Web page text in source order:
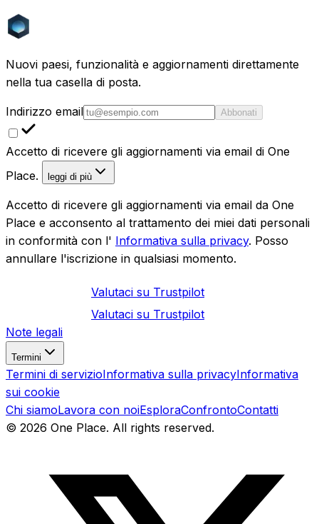
questa ricerca
Nuovi paesi, funzionalità e aggiornamenti direttamente
nella tua casella di posta.
Indirizzo email Abbonati
Accetto di ricevere gli aggiornamenti via email di One
Place.
leggi di più
Accetto di ricevere gli aggiornamenti via email da One
Place e acconsento al trattamento dei miei dati personali
in conformità con l' Informativa sulla privacy. Posso
annullare l'iscrizione in qualsiasi momento.
Valutaci su Trustpilot
Valutaci su Trustpilot
Note legali
Termini
Termini di servizioInformativa sulla privacyInformativa
sui cookie
Chi siamoLavora con noiEsploraConfrontoContatti
© 2026 One Place. All rights reserved.